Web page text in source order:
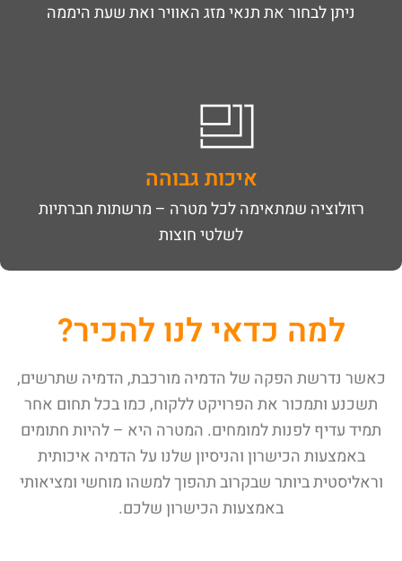
ניתן לבחור את תנאי מזג האוויר ואת שעת היממה
איכות גבוהה
רזולוציה שמתאימה לכל מטרה – מרשתות חברתיות
לשלטי חוצות
למה כדאי לנו להכיר?
כאשר נדרשת הפקה של הדמיה מורכבת, הדמיה שתרשים,
תשכנע ותמכור את הפרויקט ללקוח, כמו בכל תחום אחר
תמיד עדיף לפנות למומחים. המטרה היא – להיות חתומים
באמצעות הכישרון והניסיון שלנו על הדמיה איכותית
וראליסטית ביותר שבקרוב תהפוך למשהו מוחשי ומציאותי
באמצעות הכישרון שלכם.